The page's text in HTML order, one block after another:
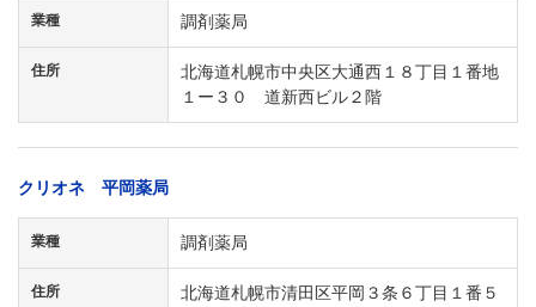
業種 調剤薬局
住所
北海道札幌市中央区大通西１８丁目１番地
１ー３０ 道新西ビル２階
クリオネ 平岡薬局
業種 調剤薬局
住所
北海道札幌市清田区平岡３条６丁目１番５